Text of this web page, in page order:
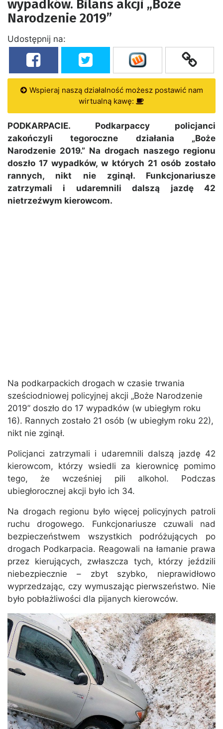
wypadków. Bilans akcji „Boże
Narodzenie 2019”
Udostępnij na:
Wspieraj naszą działalność możesz postawić nam
wirtualną kawę:
PODKARPACIE. Podkarpaccy policjanci
zakończyli tegoroczne działania „Boże
Narodzenie 2019.” Na drogach naszego regionu
doszło 17 wypadków, w których 21 osób zostało
rannych, nikt nie zginął. Funkcjonariusze
zatrzymali i udaremnili dalszą jazdę 42
nietrzeźwym kierowcom.
Na podkarpackich drogach w czasie trwania
sześciodniowej policyjnej akcji „Boże Narodzenie
2019” doszło do 17 wypadków (w ubiegłym roku
16). Rannych zostało 21 osób (w ubiegłym roku 22),
nikt nie zginął.
Policjanci zatrzymali i udaremnili dalszą jazdę 42
kierowcom, którzy wsiedli za kierownicę pomimo
tego, że wcześniej pili alkohol. Podczas
ubiegłorocznej akcji było ich 34.
Na drogach regionu było więcej policyjnych patroli
ruchu drogowego. Funkcjonariusze czuwali nad
bezpieczeństwem wszystkich podróżujących po
drogach Podkarpacia. Reagowali na łamanie prawa
przez kierujących, zwłaszcza tych, którzy jeździli
niebezpiecznie – zbyt szybko, nieprawidłowo
wyprzedzając, czy wymuszając pierwszeństwo. Nie
było pobłażliwości dla pijanych kierowców.